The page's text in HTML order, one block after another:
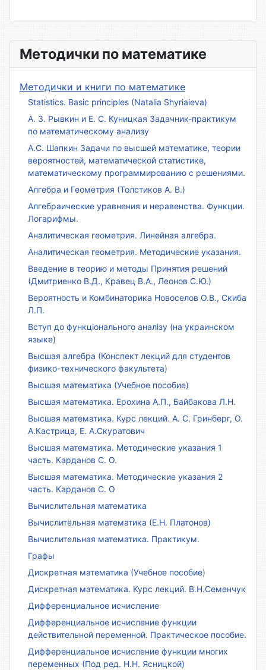
Методички по математике
Методички и книги по математике
Statistics. Basic principles (Natalia Shyriaieva)
А. З. Рывкин и Е. С. Куницкая Задачник-практикум
по математическому анализу
А.С. Шапкин Задачи по высшей математике, теории
вероятностей, математической статистике,
математическому программированию с решениями.
Алгебра и Геометрия (Толстиков А. В.)
Алгебраические уравнения и неравенства. Функции.
Логарифмы.
Аналитическая геометрия. Линейная алгебра.
Аналитическая геометрия. Методические указания.
Введение в теорию и методы Принятия решений
(Дмитриенко В.Д., Кравец В.А., Леонов С.Ю.)
Вероятность и Комбинаторика Новоселов О.В., Скиба
Л.П.
Вступ до функціонального аналізу (на украинском
языке)
Высшая алгебра (Конспект лекций для студентов
физико-технического факультета)
Высшая математика (Учебное пособие)
Высшая математика. Ерохина А.П., Байбакова Л.Н.
Высшая математика. Курс лекций. А. С. Гринберг, О.
А.Кастрица, Е. А.Скуратович
Высшая математика. Методические указания 1
часть. Карданов С. О.
Высшая математика. Методические указания 2
часть. Карданов С. О
Вычислительная математика
Вычислительная математика (Е.Н. Платонов)
Вычислительная математика. Практикум.
Графы
Дискретная математика (Учебное пособие)
Дискретная математика. Курс лекций. В.Н.Семенчук
Дифференциальное исчисление
Дифференциальное исчисление функции
действительной переменной. Практическое пособие.
Дифференциальное исчисление функции многих
переменных (Под ред. Н.Н. Ясницкой)